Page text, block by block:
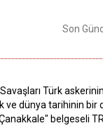
Son
Türk askerinin
ve dünya tarihinin
belgeseli